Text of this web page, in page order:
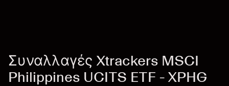
Συναλλαγές Xtrackers MSCI
Philippines UCITS ETF - XPHG